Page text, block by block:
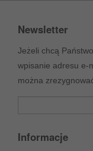
Newsletter
Jeżeli chcą
wpisanie adresu e-
można
Informacje